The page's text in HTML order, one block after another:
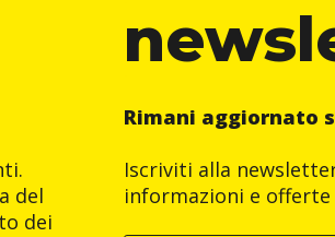
del
dei
Rimani aggiornato
Iscriviti alla
informazioni e